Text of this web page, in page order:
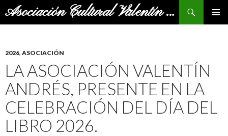
Asociación Cultural Valentín Andrés
Buscar
2026, ASOCIACIÓN
LA ASOCIACIÓN VALENTÍN
ANDRÉS, PRESENTE EN LA
CELEBRACIÓN DEL DÍA DEL
LIBRO 2026.